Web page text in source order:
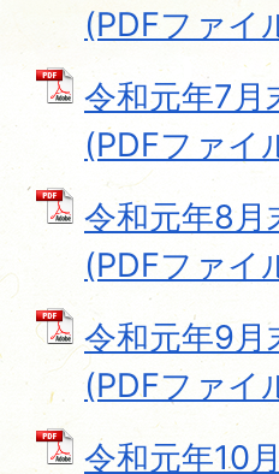
(PDFファイ
令和元年7月
(PDFファイ
令和元年8月
(PDFファイ
令和元年9月
(PDFファイ
令和元年10